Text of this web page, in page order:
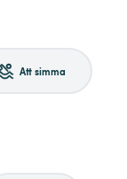
Att simma